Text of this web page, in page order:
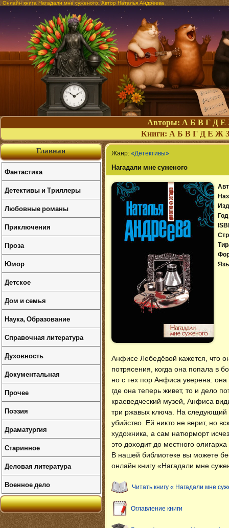
Онлайн книга Нагадали мне суженого. Автор Наталья Андреева
Авторы: А Б В Г Д Е
Книги: А Б В Г Д Е Ж З
Жанр: «Детективы»
Нагадали мне суженого
Анфисе Лебедёвой кажется, что
потрясения, когда она попала в
но с тех пор Анфиса уверена:
где она теперь живет, то и дело
краеведческий музей, Анфиса
три ржавых ключа. На следующий
убийство. Ей никто не верит, но
художника, а сам натюрморт
это доходит до местного
В нашей библиотеке вы можете
онлайн книгу «Нагадали мне
Читать книгу « Нагадали мне
Оглавление книги
Главная
Фантастика
Детективы и Триллеры
Любовные романы
Приключения
Проза
Юмор
Детское
Дом и семья
Наука, Образование
Справочная литература
Духовность
Документальная
Прочее
Поэзия
Драматургия
Старинное
Деловая литература
Военное дело